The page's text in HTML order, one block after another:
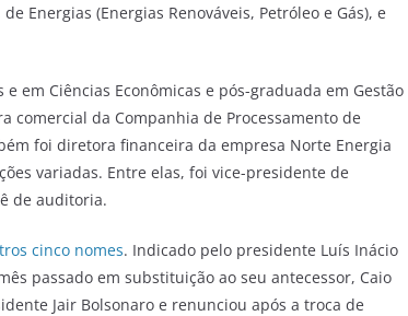
Energias (Energias Renováveis, Petróleo e Gás), e
em Ciências Econômicas e pós-graduada em Gestão
comercial da Companhia de Processamento de
foi diretora financeira da empresa Norte Energia
variadas. Entre elas, foi vice-presidente de
de auditoria.
cinco nomes. Indicado pelo presidente Luís Inácio
passado em substituição ao seu antecessor, Caio
Jair Bolsonaro e renunciou após a troca de